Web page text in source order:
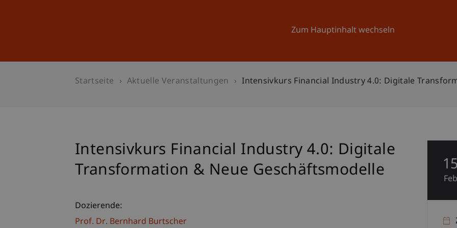
Zum Hauptinhalt wechseln
Universität Aktuelles
Startseite Aktuelle Veranstaltungen Intensivkurs Financial Industry 4.0: Digitale
Intensivkurs Financial Industry 4.0: Digitale
Transformation & Neue Geschäftsmodelle
Dozierende:
Prof. Dr. Bernhard Burtscher
15
Feb